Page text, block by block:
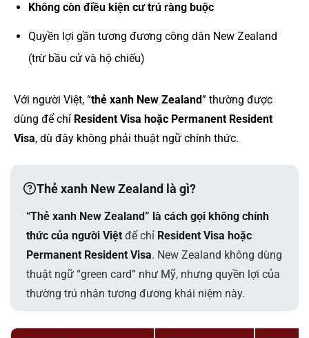
Không còn điều kiện cư trú ràng buộc
Quyền lợi gần tương đương công dân New Zealand
(trừ bầu cử và hộ chiếu)
Với người Việt, “thẻ xanh New Zealand” thường được
dùng để chỉ Resident Visa hoặc Permanent Resident
Visa, dù đây không phải thuật ngữ chính thức.
Thẻ xanh New Zealand là gì?
“Thẻ xanh New Zealand” là cách gọi không chính
thức của người Việtđể chỉ Resident Visa hoặc
Permanent Resident Visa. New Zealand không dùng
thuật ngữ “green card” như Mỹ, nhưng quyền lợi của
thường trú nhân tương đương khái niệm này.